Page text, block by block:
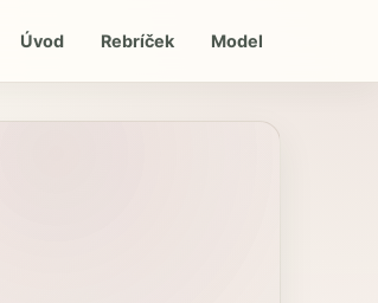
Úvod Rebríček Model